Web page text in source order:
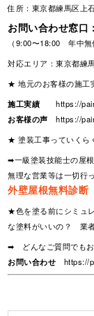
住所：東京都練馬区上
お問い合わせ窓口：
（9:00〜18:00 年中無
対応エリア：東京都練
★ 地元のお客様の施工
施工実績
https://
お客様の声
https://
★ 塗装工事っていくら
➡一級塗装技能士の屋
無理な営業等は一切行
外壁屋根無料診断
★色を塗る前にシミュ
な塗料がいいの？ 業
➡ どんなご質問でもお
お問い合わせ
https://